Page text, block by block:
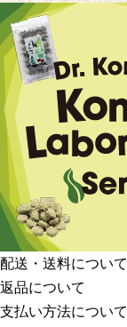
配送・送料について
返品について
支払い方法について